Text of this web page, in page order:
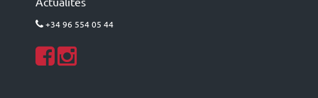
+34 96 554 05 44